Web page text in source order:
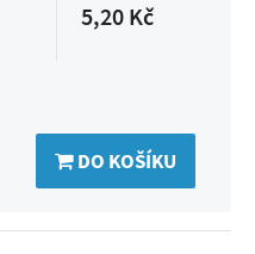
5,20 Kč
DO KOŠÍKU